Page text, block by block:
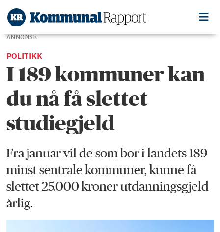
ANNONSE
POLITIKK
I 189 kommuner kan
du nå få slettet
studiegjeld
Fra januar vil de som bor i landets 189
minst sentrale kommuner, kunne få
slettet 25.000 kroner utdanningsgjeld
årlig.